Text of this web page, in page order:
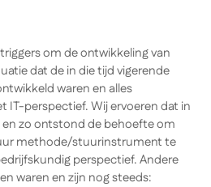
om de ontwikkeling van
dat de in die tijd vigerende
waren en alles
IT-perspectief. Wij ervoeren dat in
zo ontstond de behoefte om
methode/stuurinstrument te
perspectief. Andere
waren en zijn nog steeds: